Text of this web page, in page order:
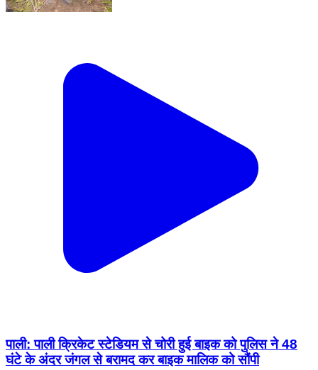
पाली: पाली क्रिकेट स्टेडियम से चोरी हुई बाइक को पुलिस ने 48
घंटे के अंदर जंगल से बरामद कर बाइक मालिक को सौंपी